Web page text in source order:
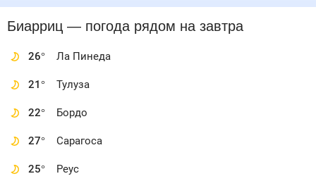
Биарриц — погода рядом на завтра
26° Ла Пинеда
21° Тулуза
22° Бордо
27° Сарагоса
25° Реус